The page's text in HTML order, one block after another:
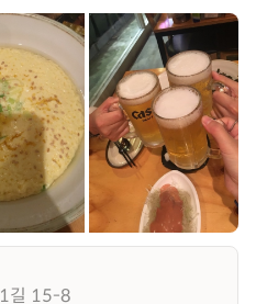
길 15-8